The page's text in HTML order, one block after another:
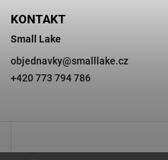
KONTAKT
Small Lake
objednavky@smalllake.cz
+420 773 794 786